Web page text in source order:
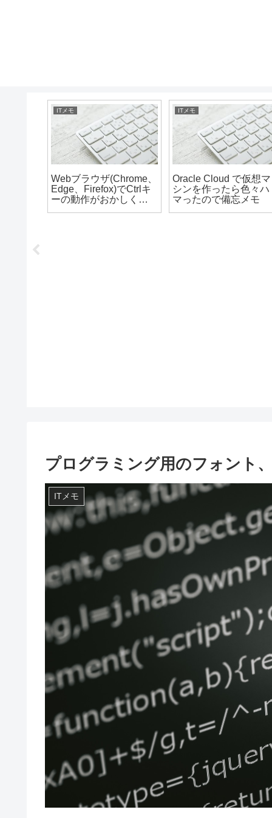
ITメモ
Webブラウザ(Chrome、
Edge、Firefox)でCtrlキ
ーの動作がおかしくな
ITメモ
Oracle Cloud で仮想マ
シンを作ったら色々ハ
マったので備忘メモ
プログラミング用のフォント
ITメモ